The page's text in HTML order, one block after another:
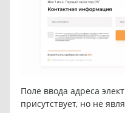
Поле ввода адреса
присутствует, но не